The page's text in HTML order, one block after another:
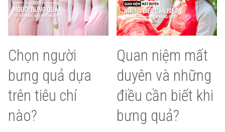
Chọn người
bưng quả dựa
trên tiêu chí
nào?
Quan niệm mất
duyên và những
điều cần biết khi
bưng quả?